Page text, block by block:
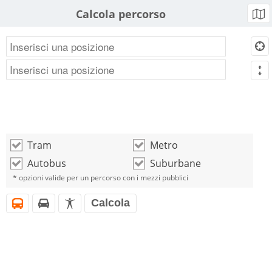
Calcola percorso b
d
m
o Tram o Metro
o Autobus o Suburbane
* opzioni valide per un percorso con i mezzi pubblici
i h l Calcola